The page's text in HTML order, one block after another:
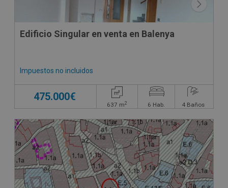
Edificio Singular en venta en Balenya
Impuestos no incluidos
475.000€
637 m2 6 Hab. 4 Baños